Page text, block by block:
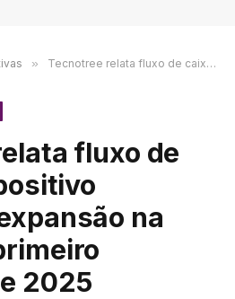
» Tecnotree relata fluxo de caixa livre positivo contínuo e expansão na Europa no primeiro semestre de 2025
fluxo de
na
2025